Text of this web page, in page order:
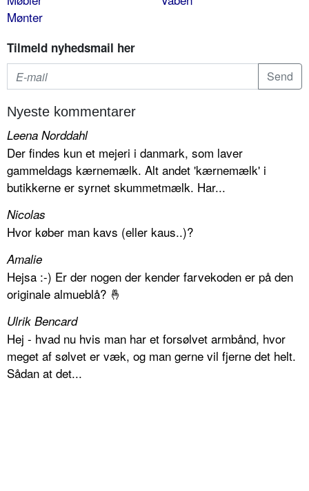
Mønter
Tilmeld nyhedsmail her
Nyeste kommentarer
Leena Norddahl
Der findes kun et mejeri i danmark, som laver
gammeldags kærnemælk. Alt andet 'kærnemælk' i
butikkerne er syrnet skummetmælk. Har...
Nicolas
Hvor køber man kavs (eller kaus..)?
Amalie
Hejsa :-) Er der nogen der kender farvekoden er på den
originale almueblå? 🤞
Ulrik Bencard
Hej - hvad nu hvis man har et forsølvet armbånd, hvor
meget af sølvet er væk, og man gerne vil fjerne det helt.
Sådan at det...